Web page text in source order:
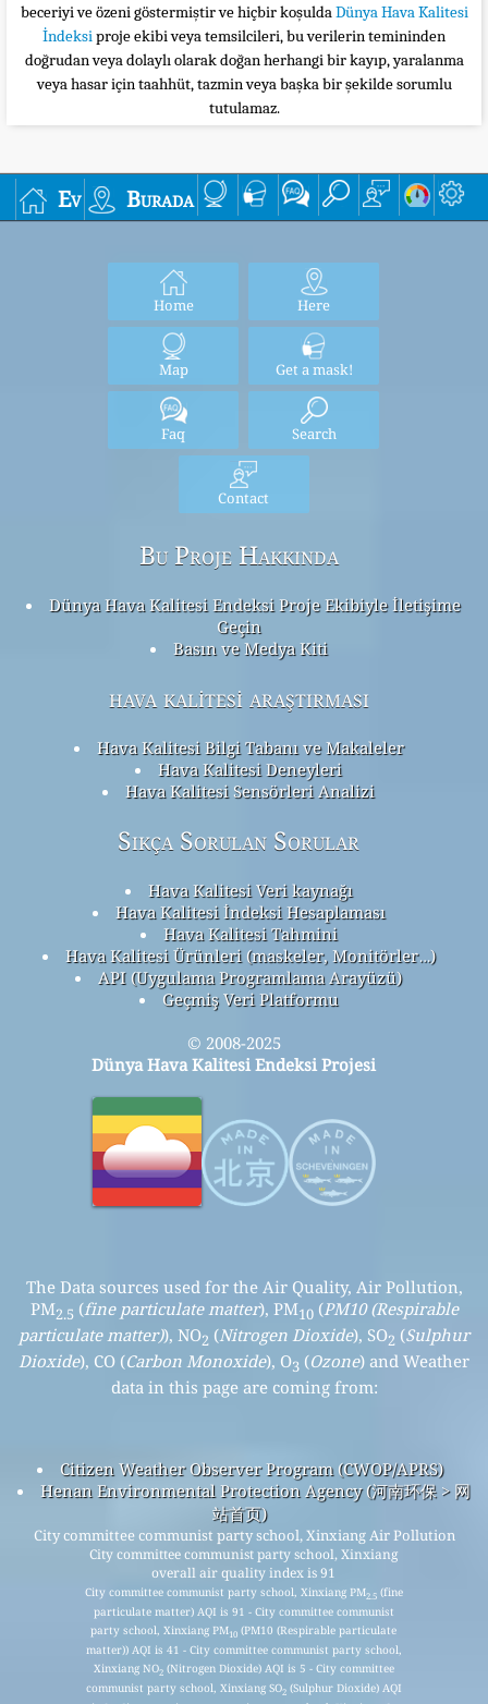
beceriyi ve özeni göstermiştir ve hiçbir koşuldaDünya Hava Kalitesi
İndeksiproje ekibi veya temsilcileri, bu verilerin temininden
doğrudan veya dolaylı olarak doğan herhangi bir kayıp, yaralanma
veya hasar için taahhüt, tazmin veya başka bir şekilde sorumlu
tutulamaz.
Ev Burada
Home Here
Map Get a mask!
Faq Search
Contact
Bu Proje Hakkında
Dünya Hava Kalitesi Endeksi Proje Ekibiyle İletişime
Geçin
Basın ve Medya Kiti
hava kalitesi araştırması
Hava Kalitesi Bilgi Tabanı ve Makaleler
Hava Kalitesi Deneyleri
Hava Kalitesi Sensörleri Analizi
Sıkça Sorulan Sorular
Hava Kalitesi Veri kaynağı
Hava Kalitesi İndeksi Hesaplaması
Hava Kalitesi Tahmini
Hava Kalitesi Ürünleri (maskeler, Monitörler…)
API (Uygulama Programlama Arayüzü)
Geçmiş Veri Platformu
© 2008-2025
Dünya Hava Kalitesi Endeksi Projesi
The Data sources used for the Air Quality, Air Pollution,
PM2.5 (fine particulate matter), PM10(PM10 (Respirable
particulate matter)), NO2 (Nitrogen Dioxide), SO2 (Sulphur
Dioxide), CO (Carbon Monoxide), O3 (Ozone) and Weather
data in this page are coming from:
Citizen Weather Observer Program (CWOP/APRS)
Henan Environmental Protection Agency (河南环保 > 网
站首页)
City committee communist party school, Xinxiang Air Pollution
City committee communist party school, Xinxiang
overall air quality index is 91
City committee communist party school, Xinxiang PM2.5(fine
particulate matter) AQI is 91 - City committee communist
party school, Xinxiang PM10 (PM10 (Respirable particulate
matter)) AQI is 41 - City committee communist party school,
Xinxiang NO2(Nitrogen Dioxide) AQI is 5 - City committee
communist party school, Xinxiang SO2(Sulphur Dioxide) AQI